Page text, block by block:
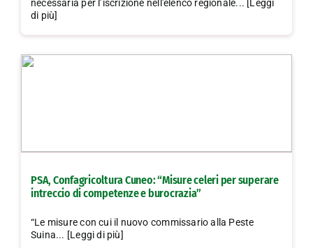
necessaria per l’iscrizione nell'elenco regionale... [Leggi
di più]
PSA, Confagricoltura Cuneo: “Misure celeri per superare
intreccio di competenze e burocrazia”
“Le misure con cui il nuovo commissario alla Peste
Suina... [Leggi di più]